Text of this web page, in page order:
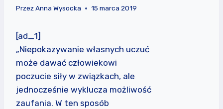
PrzezAnna Wysocka 15 marca 2019
[ad_1]
„Niepokazywanie własnych uczuć
może dawać człowiekowi
poczucie siły w związkach, ale
jednocześnie wyklucza możliwość
zaufania. W ten sposób